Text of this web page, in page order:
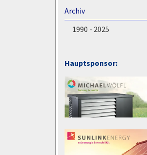
Archiv
1990 - 2025
Hauptsponsor: